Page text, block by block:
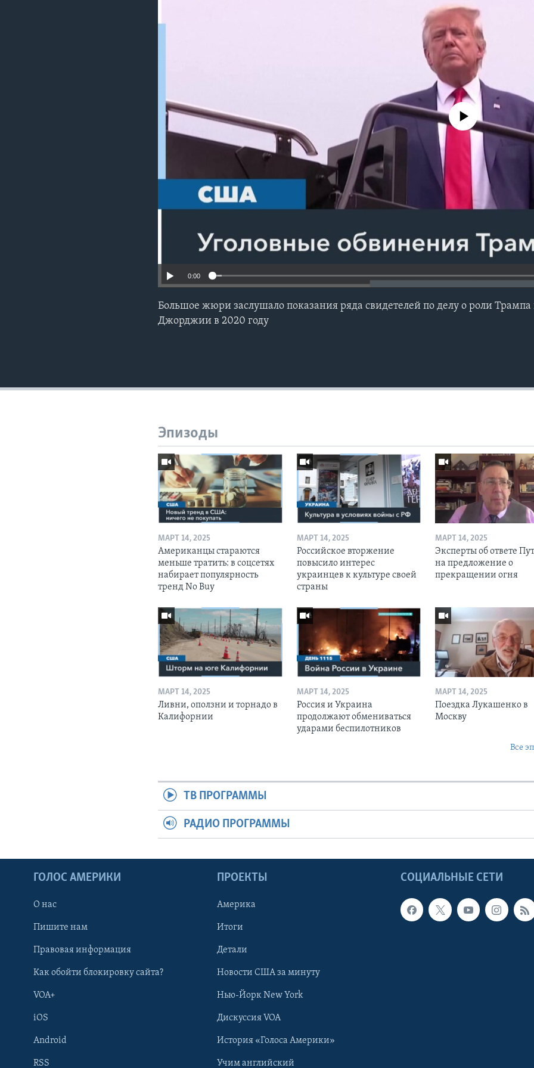
No media source currently
0:00
Большое жюри заслушало показания ряда свидетелей по делу о роли
Джорджии в 2020 году
Эпизоды
МАРТ 14, 2025
Американцы стараются
меньше тратить: в соцсетях
набирает популярность
тренд No Buy
МАРТ 14, 2025
Российское вторжение
повысило интерес
украинцев к культуре своей
страны
МАРТ 14, 2025
Эксперты об ответе
на предложение о
прекращении огня
МАРТ 14, 2025
Ливни, оползни и торнадо в
Калифорнии
МАРТ 14, 2025
Россия и Украина
продолжают обмениваться
ударами беспилотников
МАРТ 14, 2025
Поездка Лукашенко в
Москву
Все
ТВ ПРОГРАММЫ
РАДИО ПРОГРАММЫ
СОЦИАЛЬНЫЕ СЕТИ
ГОЛОС АМЕРИКИ
О нас
Пишите нам
Правовая информация
Как обойти блокировку сайта?
VOA+
iOS
Android
RSS
ПРОЕКТЫ
Америка
Итоги
Детали
Новости США за минуту
Нью-Йорк New York
Дискуссия VOA
История «Голоса Америки»
Учим английский